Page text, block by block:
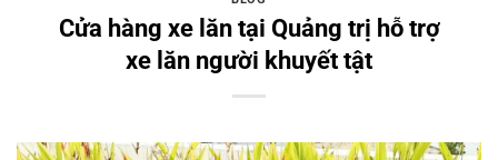
Cửa hàng xe lăn tại Quảng trị hỗ trợ
xe lăn người khuyết tật